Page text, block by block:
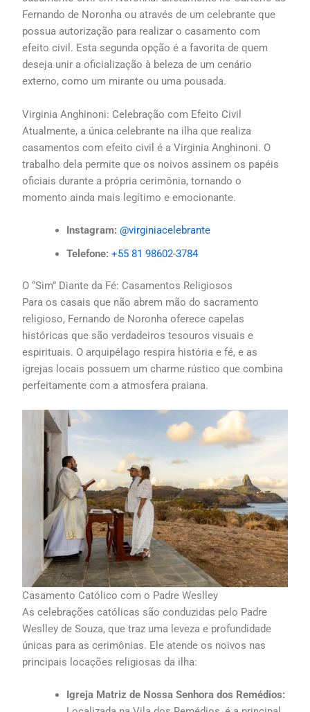
Fernando de Noronha ou através de um celebrante que
possua autorização para realizar o casamento com
efeito civil. Esta segunda opção é a favorita de quem
deseja unir a oficialização à beleza de um cenário
externo, como um mirante ou uma pousada.
Virginia Anghinoni: Celebração com Efeito Civil
Atualmente, a única celebrante na ilha que realiza
casamentos com efeito civil é a Virginia Anghinoni. O
trabalho dela permite que os noivos assinem os papéis
oficiais durante a própria cerimônia, tornando o
momento ainda mais legítimo e emocionante.
Instagram: @virginiacelebrante
Telefone: +55 81 98602-3784
O “Sim” Diante da Fé: Casamentos Religiosos
Para os casais que não abrem mão do sacramento
religioso, Fernando de Noronha oferece capelas
históricas que são verdadeiros tesouros visuais e
espirituais. O arquipélago respira história e fé, e as
igrejas locais possuem um charme rústico que combina
perfeitamente com a atmosfera praiana.
Casamento Católico com o Padre Weslley
As celebrações católicas são conduzidas pelo Padre
Weslley de Souza, que traz uma leveza e profundidade
únicas para as cerimônias. Ele atende os noivos nas
principais locações religiosas da ilha:
Igreja Matriz de Nossa Senhora dos Remédios: